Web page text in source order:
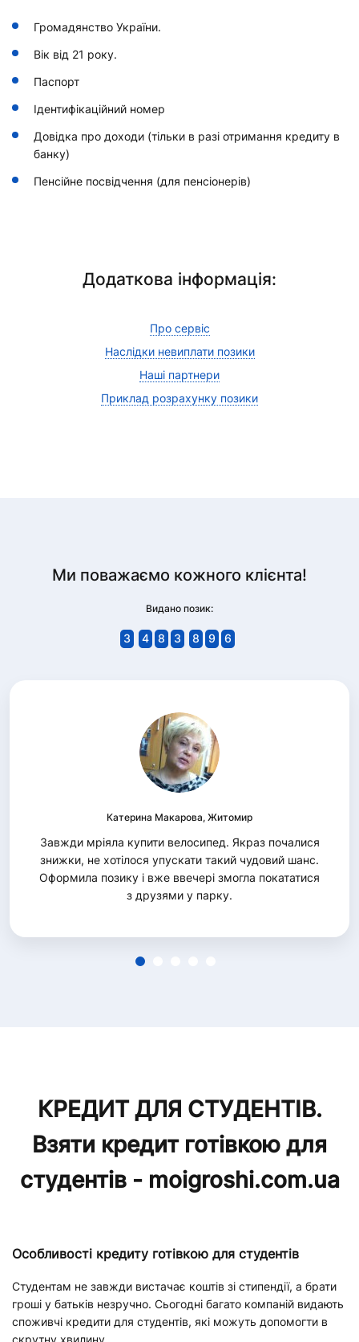
Громадянство України.
Вік від 21 року.
Паспорт
Ідентифікаційний номер
Довідка про доходи (тільки в разі отримання кредиту в
банку)
Пенсійне посвідчення (для пенсіонерів)
Додаткова інформація:
Про сервіс
Наслідки невиплати позики
Наші партнери
Приклад розрахунку позики
Ми поважаємо кожного клієнта!
Видано позик:
3 4 8 3 8 9 6
Катерина Макарова, Житомир
Завжди мріяла купити велосипед. Якраз почалися
знижки, не хотілося упускати такий чудовий шанс.
Оформила позику і вже ввечері змогла покататися
з друзями у парку.
1
КРЕДИТ ДЛЯ СТУДЕНТІВ.
Взяти кредит готівкою для
студентів - moigroshi.com.ua
Особливості кредиту готівкою для студентів
Студентам не завжди вистачає коштів зі стипендії, а брати
гроші у батьків незручно. Сьогодні багато компаній видають
споживчі кредити для студентів, які можуть допомогти в
скрутну хвилину.